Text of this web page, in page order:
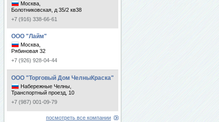
Москва,
Болотниковская, д 35/2 кв38
+7 (916) 338-66-61
ООО "Лайм"
Москва,
Рябиновая 32
+7 (926) 928-04-44
ООО "Торговый Дом ЧелныКраска"
Набережные Челны,
Транспортный проезд, 10
+7 (987) 001-09-79
посмотреть все компании